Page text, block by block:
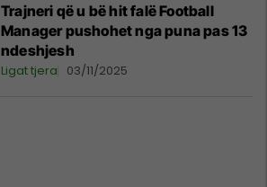
Trajneri që u bë hit falë Football
Manager pushohet nga puna pas 13
ndeshjesh
Ligat tjera 03/11/2025